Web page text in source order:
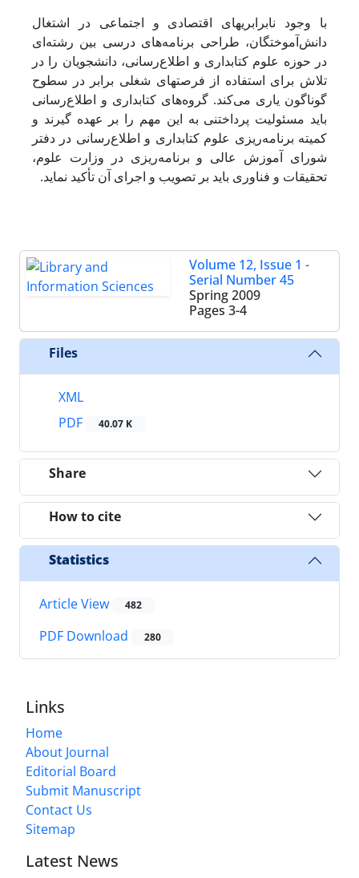
با وجود نابرابریهای اقتصادی و اجتماعی در اشتغال
دانش‌آموختگان، طراحی برنامه‌های درسی بین‌ رشته‌ای
در حوزه علوم کتابداری و اطلاع‌رسانی، دانشجویان را در
تلاش برای استفاده از فرصتهای شغلی برابر در سطوح
گوناگون یاری می‌کند. گروه‌های کتابداری و اطلاع‌رسانی
باید مسئولیت پرداختنی به این مهم را بر عهده گیرند و
کمیته برنامه‌ریزی علوم کتابداری و اطلاع‌رسانی در دفتر
شورای آموزش عالی و برنامه‌ریزی در وزارت علوم،
تحقیقات و فناوری باید بر تصویب و اجرای آن تأکید نماید.
Volume 12, Issue 1 -
Serial Number 45
Spring 2009
Pages 3-4
Files
XML
PDF
40.07 K
Share
How to cite
Statistics
Article View 482
PDF Download 280
Links
Home
About Journal
Editorial Board
Submit Manuscript
Contact Us
Sitemap
Latest News